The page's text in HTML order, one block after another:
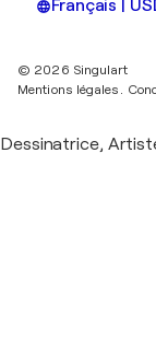
Français |
© 2026 Singulart
Mentions légales.
Dessinatrice,